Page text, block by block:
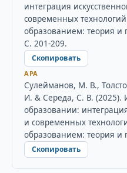
интеграция
современных
образованием: теория и
С. 201-209.
Скопировать
APA
Сулейманов, М. В.,
И. & Середа, С. В.
образовании:
и современных
образованием: теория и
Скопировать